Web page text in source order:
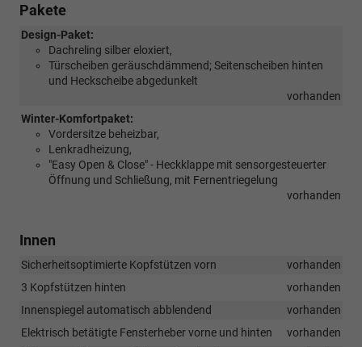
Pakete
Design-Paket:
Dachreling silber eloxiert,
Türscheiben geräuschdämmend; Seitenscheiben hinten
und Heckscheibe abgedunkelt
vorhanden
Winter-Komfortpaket:
Vordersitze beheizbar,
Lenkradheizung,
"Easy Open & Close" - Heckklappe mit sensorgesteuerter
Öffnung und Schließung, mit Fernentriegelung
vorhanden
Innen
Sicherheitsoptimierte Kopfstützen vorn
vorhanden
3 Kopfstützen hinten
vorhanden
Innenspiegel automatisch abblendend
vorhanden
Elektrisch betätigte Fensterheber vorne und hinten
vorhanden